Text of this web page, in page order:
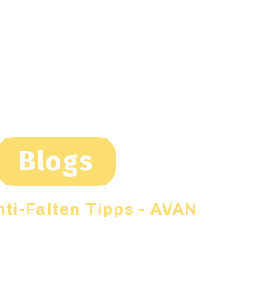
Blogs
Falten Tipps - AVAN